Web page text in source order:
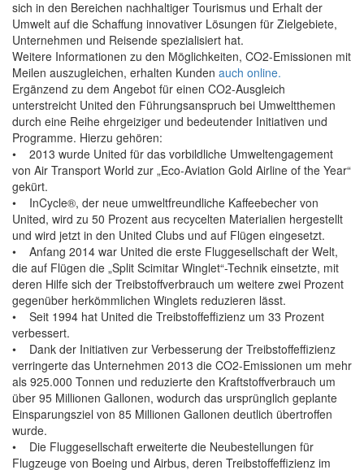
sich in den Bereichen nachhaltiger Tourismus und Erhalt der
Umwelt auf die Schaffung innovativer Lösungen für Zielgebiete,
Unternehmen und Reisende spezialisiert hat.
Weitere Informationen zu den Möglichkeiten, CO2-Emissionen mit
Meilen auszugleichen, erhalten Kunden auch online.
Ergänzend zu dem Angebot für einen CO2-Ausgleich
unterstreicht United den Führungsanspruch bei Umweltthemen
durch eine Reihe ehrgeiziger und bedeutender Initiativen und
Programme. Hierzu gehören:
• 2013 wurde United für das vorbildliche Umweltengagement
von Air Transport World zur „Eco-Aviation Gold Airline of the Year“
gekürt.
• InCycle®, der neue umweltfreundliche Kaffeebecher von
United, wird zu 50 Prozent aus recycelten Materialien hergestellt
und wird jetzt in den United Clubs und auf Flügen eingesetzt.
• Anfang 2014 war United die erste Fluggesellschaft der Welt,
die auf Flügen die „Split Scimitar Winglet“-Technik einsetzte, mit
deren Hilfe sich der Treibstoffverbrauch um weitere zwei Prozent
gegenüber herkömmlichen Winglets reduzieren lässt.
• Seit 1994 hat United die Treibstoffeffizienz um 33 Prozent
verbessert.
• Dank der Initiativen zur Verbesserung der Treibstoffeffizienz
verringerte das Unternehmen 2013 die CO2-Emissionen um mehr
als 925.000 Tonnen und reduzierte den Kraftstoffverbrauch um
über 95 Millionen Gallonen, wodurch das ursprünglich geplante
Einsparungsziel von 85 Millionen Gallonen deutlich übertroffen
wurde.
• Die Fluggesellschaft erweiterte die Neubestellungen für
Flugzeuge von Boeing und Airbus, deren Treibstoffeffizienz im